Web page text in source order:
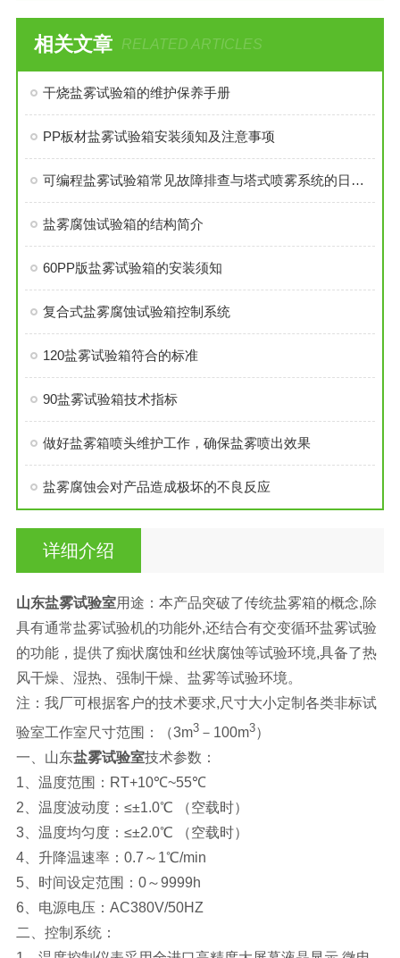
相关文章 RELATED ARTICLES
干烧盐雾试验箱的维护保养手册
PP板材盐雾试验箱安装须知及注意事项
可编程盐雾试验箱常见故障排查与塔式喷雾系统的日常维护技巧
盐雾腐蚀试验箱的结构简介
60PP版盐雾试验箱的安装须知
复合式盐雾腐蚀试验箱控制系统
120盐雾试验箱符合的标准
90盐雾试验箱技术指标
做好盐雾箱喷头维护工作，确保盐雾喷出效果
盐雾腐蚀会对产品造成极坏的不良反应
详细介绍
山东盐雾试验室用途：本产品突破了传统盐雾箱的概念,除
具有通常盐雾试验机的功能外,还结合有交变循环盐雾试验
的功能，提供了痴状腐蚀和丝状腐蚀等试验环境,具备了热
风干燥、湿热、强制干燥、盐雾等试验环境。
注：我厂可根据客户的技术要求,尺寸大小定制各类非标试
验室工作室尺寸范围：（3m3－100m3）
一、山东盐雾试验室技术参数：
1、温度范围：RT+10℃~55℃
2、温度波动度：≤±1.0℃ （空载时）
3、温度均匀度：≤±2.0℃ （空载时）
4、升降温速率：0.7～1℃/min
5、时间设定范围：0～9999h
6、电源电压：AC380V/50HZ
二、控制系统：